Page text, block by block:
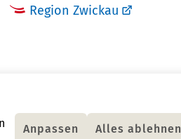
Anpassen Alles ablehnen
Region Zwickau